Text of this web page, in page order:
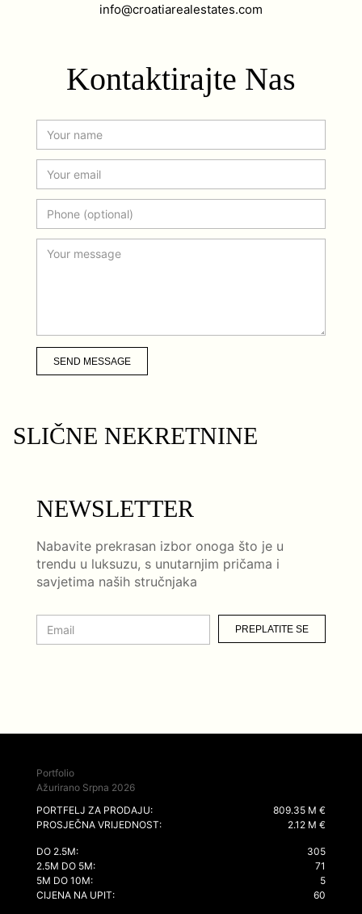
info@croatiarealestates.com
Kontaktirajte Nas
SEND MESSAGE
SLIČNE NEKRETNINE
NEWSLETTER
Nabavite prekrasan izbor onoga što je u
trendu u luksuzu, s unutarnjim pričama i
savjetima naših stručnjaka
PREPLATITE SE
Portfolio
Ažurirano Srpna 2026
PORTFELJ ZA PRODAJU:
809.35 M €
PROSJEČNA VRIJEDNOST:
2.12 M €
DO 2.5M:
305
2.5M DO 5M:
71
5M DO 10M:
5
CIJENA NA UPIT:
60